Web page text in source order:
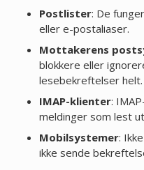
Postlister: De
eller e-postaliaser.
Mottakerens
blokkere eller
lesebekreftelser helt.
IMAP-klienter:
meldinger som lest
Mobilsystemer:
ikke sende